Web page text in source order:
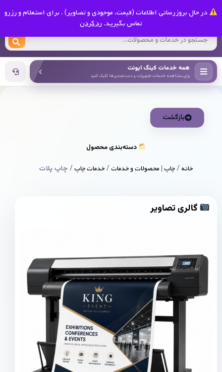
در حال بروزرسانی اطلاعات (قیمت، موجودی و تصاویر) . برای استعلام و رزرو
تماس بگیرید. رد کردن
کینگ ایونت
همه خدمات کینگ ایونت
برای مشاهده خدمات، تجهیزات و دسته‌بندی‌ها کلیک کنید
بازگشت
دسته‌بندی محصول
خانه/چاپ | محصولات و خدمات/خدمات چاپ/ چاپ پلات
گالری تصاویر